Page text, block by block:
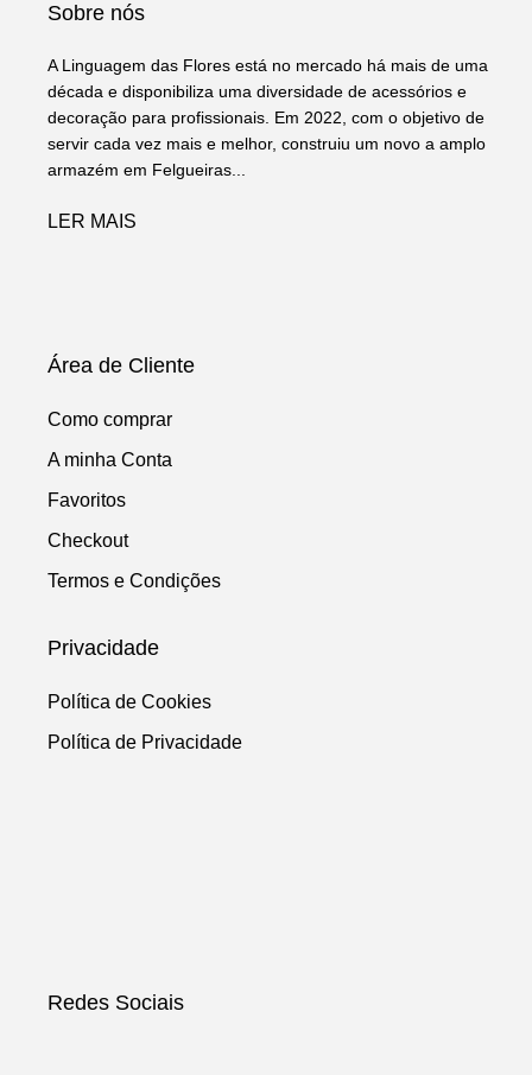
Sobre nós
A Linguagem das Flores está no mercado há mais de uma
década e disponibiliza uma diversidade de acessórios e
decoração para profissionais. Em 2022, com o objetivo de
servir cada vez mais e melhor, construiu um novo a amplo
armazém em Felgueiras...
LER MAIS
Área de Cliente
Como comprar
A minha Conta
Favoritos
Checkout
Termos e Condições
Privacidade
Política de Cookies
Política de Privacidade
Redes Sociais